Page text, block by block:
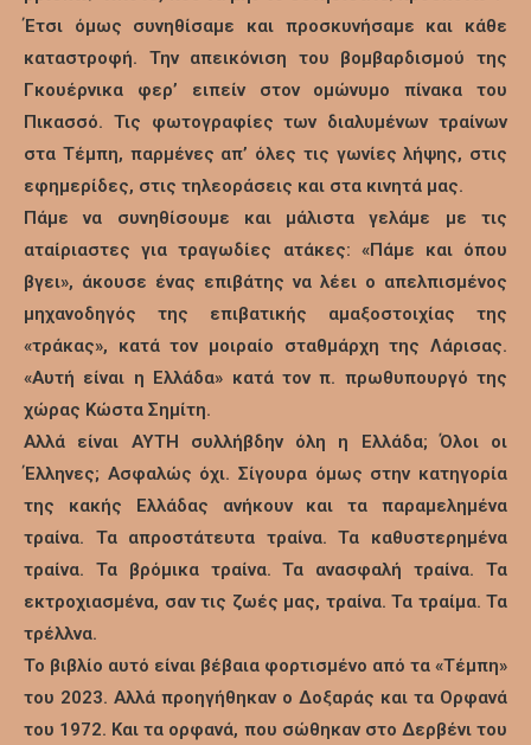
Έτσι όμως συνηθίσαμε και προσκυνήσαμε και κάθε
καταστροφή. Την απεικόνιση του βομβαρδισμού της
Γκουέρνικα φερ’ ειπείν στον ομώνυμο πίνακα του
Πικασσό. Τις φωτογραφίες των διαλυμένων τραίνων
στα Τέμπη, παρμένες απ’ όλες τις γωνίες λήψης, στις
εφημερίδες, στις τηλεοράσεις και στα κινητά μας.
Πάμε να συνηθίσουμε και μάλιστα γελάμε με τις
αταίριαστες για τραγωδίες ατάκες: «Πάμε και όπου
βγει», άκουσε ένας επιβάτης να λέει ο απελπισμένος
μηχανοδηγός της επιβατικής αμαξοστοιχίας της
«τράκας», κατά τον μοιραίο σταθμάρχη της Λάρισας.
«Αυτή είναι η Ελλάδα» κατά τον π. πρωθυπουργό της
χώρας Κώστα Σημίτη.
Αλλά είναι ΑΥΤΗ συλλήβδην όλη η Ελλάδα; Όλοι οι
Έλληνες; Ασφαλώς όχι. Σίγουρα όμως στην κατηγορία
της κακής Ελλάδας ανήκουν και τα παραμελημένα
τραίνα. Τα απροστάτευτα τραίνα. Τα καθυστερημένα
τραίνα. Τα βρόμικα τραίνα. Τα ανασφαλή τραίνα. Τα
εκτροχιασμένα, σαν τις ζωές μας, τραίνα. Τα τραίμα. Τα
τρέλλνα.
Το βιβλίο αυτό είναι βέβαια φορτισμένο από τα «Τέμπη»
του 2023. Αλλά προηγήθηκαν ο Δοξαράς και τα Ορφανά
του 1972. Και τα ορφανά, που σώθηκαν στο Δερβένι του